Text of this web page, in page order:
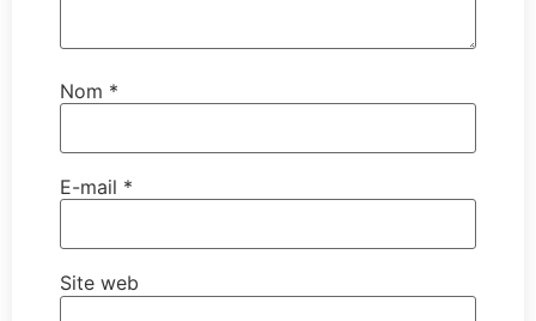
Nom *
E-mail *
Site web